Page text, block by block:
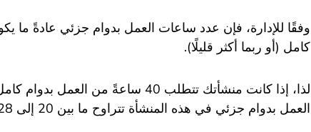
وفقًا للإدارة، فإن عدد ساعات العمل بدوام جزئي عادةً
كامل (أو ربما أكثر قليلًا).
لذا، إذا كانت منشأتك تتطلب 40 ساعةً
العمل بدوام جزئي في هذه المنشأة تتراوح ما بين 20 إلى 28 ساعةً في الأسبوع.